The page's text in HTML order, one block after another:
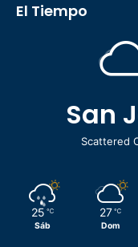
El Tiempo
San
Scattered
25 ℃
Sáb
27 ℃
Dom